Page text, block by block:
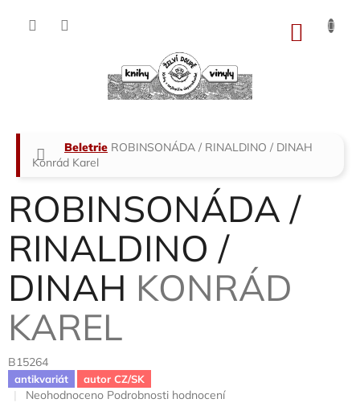
Domů
Beletrie ROBINSONÁDA / RINALDINO / DINAH
Konrád Karel
ROBINSONÁDA /
RINALDINO /
DINAH KONRÁD
KAREL
B15264
antikvariát autor CZ/SK
Průměrné
Neohodnoceno Podrobnosti hodnocení